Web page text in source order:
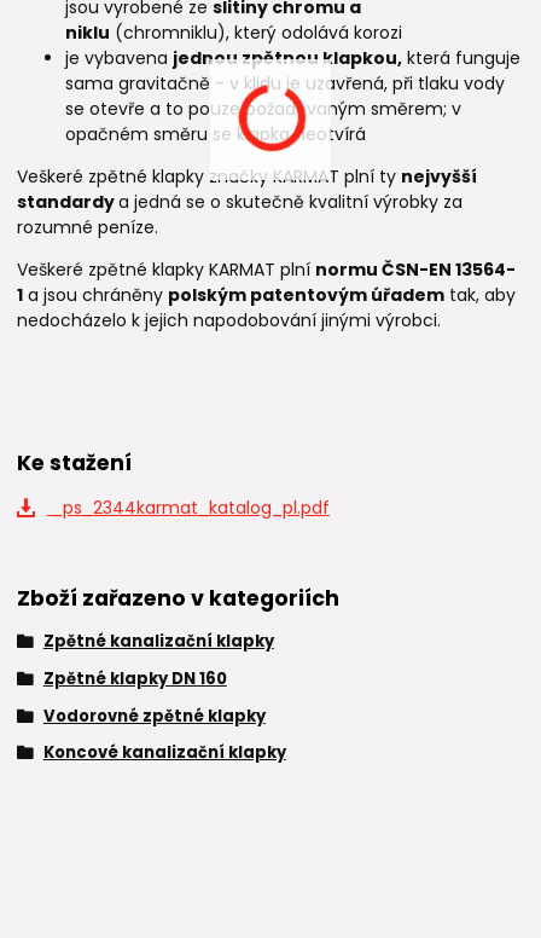
jsou vyrobené ze slitiny chromu a
niklu (chromniklu), který odolává korozi
je vybavena jednou zpětnou klapkou, která funguje
sama gravitačně - v klidu je uzavřená, při tlaku vody
se otevře a to pouze požadovaným směrem; v
opačném směru se klapka neotvírá
Veškeré zpětné klapky značky KARMAT plní ty nejvyšší
standardya jedná se o skutečně kvalitní výrobky za
rozumné peníze.
Veškeré zpětné klapky KARMAT plní normu ČSN-EN 13564-
1 a jsou chráněny polským patentovým úřadem tak, aby
nedocházelo k jejich napodobování jinými výrobci.
Ke stažení
_ps_2344karmat_katalog_pl.pdf
Zboží zařazeno v kategoriích
Zpětné kanalizační klapky
Zpětné klapky DN 160
Vodorovné zpětné klapky
Koncové kanalizační klapky